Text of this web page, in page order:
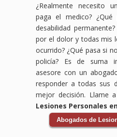
médicos,
pérdida
de
ingresos,
y
otros
daños
ocasionados
por
accidente.
Los
accidentes
de
a tu
Los
de
auto
pueden
ser
no
tienes
que
West
Loop
Gate,
Chicago,
IL,
estamos
comprometidos
a
luchar
ti y
asegurarnos
de
que
IL,
aquí
de
que
que
por
tus
¿Realmente necesito
paga el medico?
desabilidad
por el dolor y todas mis
ocurrido? ¿Qué pasa si
policía? Es de suma
asesore con un
responder a todas sus
mejor decisión. Llame
Lesiones Personales
Abogados de